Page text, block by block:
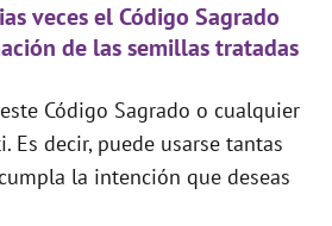
veces el Código Sagrado
de las semillas tratadas
Código Sagrado o cualquier
Es decir, puede usarse tantas
la intención que deseas